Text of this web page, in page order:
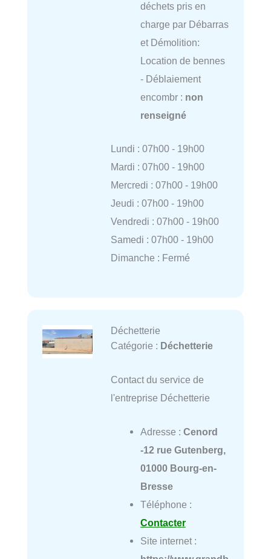
déchets pris en
charge par Débarras
et Démolition:
Location de bennes
- Déblaiement
encombr : non
renseigné
Lundi : 07h00 - 19h00
Mardi : 07h00 - 19h00
Mercredi : 07h00 - 19h00
Jeudi : 07h00 - 19h00
Vendredi : 07h00 - 19h00
Samedi : 07h00 - 19h00
Dimanche : Fermé
Déchetterie
Catégorie : Déchetterie
Contact du service de
l'entreprise Déchetterie
Adresse : Cenord
-12 rue Gutenberg,
01000 Bourg-en-
Bresse
Téléphone :
Contacter
Site internet :